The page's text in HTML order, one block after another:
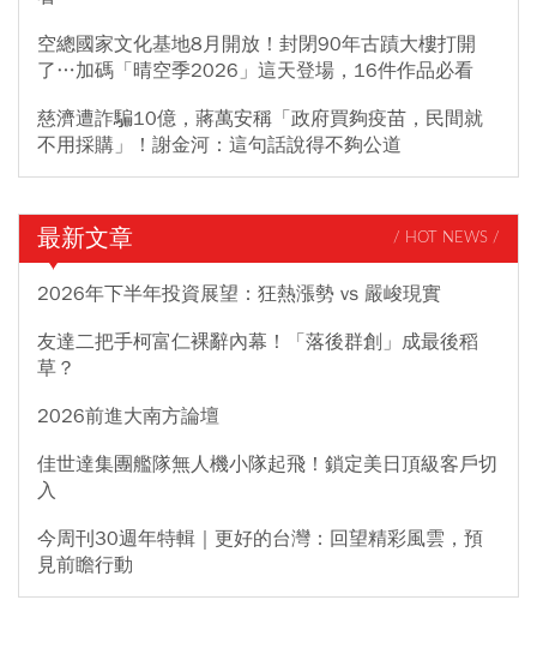
空總國家文化基地8月開放！封閉90年古蹟大樓打開
了…加碼「晴空季2026」這天登場，16件作品必看
慈濟遭詐騙10億，蔣萬安稱「政府買夠疫苗，民間就
不用採購」！謝金河：這句話說得不夠公道
最新文章 / HOT NEWS /
2026年下半年投資展望：狂熱漲勢 vs 嚴峻現實
友達二把手柯富仁裸辭內幕！「落後群創」成最後稻
草？
2026前進大南方論壇
佳世達集團艦隊無人機小隊起飛！鎖定美日頂級客戶切
入
今周刊30週年特輯｜更好的台灣：回望精彩風雲，預
見前瞻行動